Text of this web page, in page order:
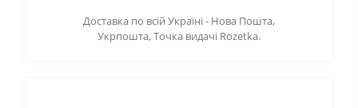
Доставка по всій Україні - Нова Пошта,
Укрпошта, Точка видачі Rozetka.